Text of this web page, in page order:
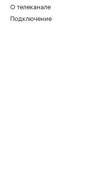
О телеканале
Подключение